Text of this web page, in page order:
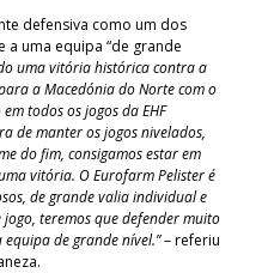
defensiva como um dos
a uma equipa “de grande
uma vitória histórica contra a
a Macedónia do Norte com o
todos os jogos da EHF
de manter os jogos nivelados,
do fim, consigamos estar em
vitória. O Eurofarm Pelister é
de grande valia individual e
teremos que defender muito
de grande nível.”– referiu